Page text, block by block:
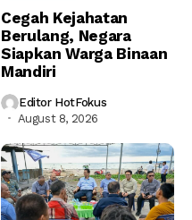
Cegah Kejahatan
Berulang, Negara
Siapkan Warga Binaan
Mandiri
Editor HotFokus
August 8, 2026